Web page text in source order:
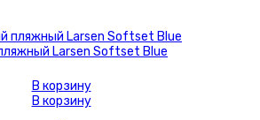
Larsen Softset Blue
В корзину
В корзину